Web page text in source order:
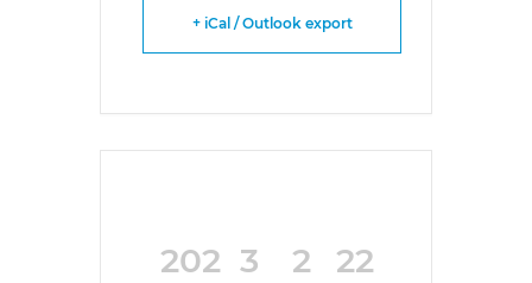
+ iCal / Outlook export
202 3 2 22